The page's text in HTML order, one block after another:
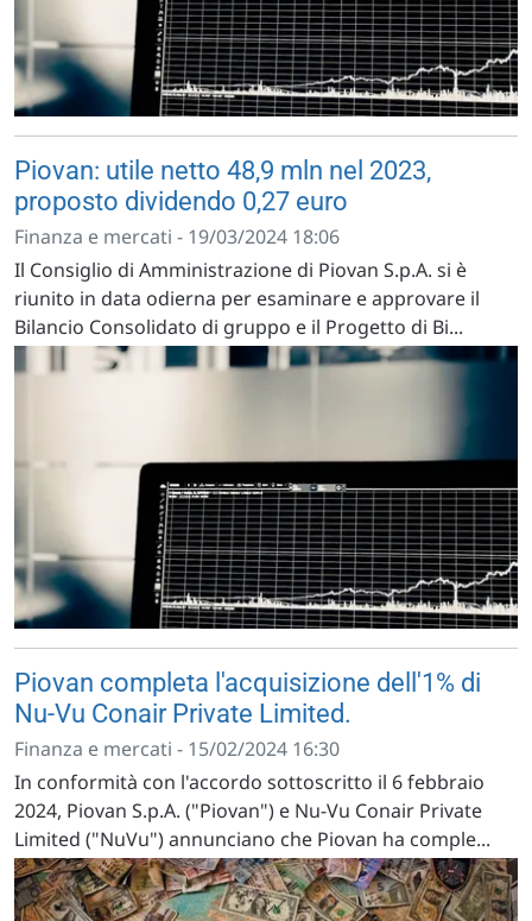
Piovan: utile netto 48,9 mln nel 2023,
proposto dividendo 0,27 euro
Finanza e mercati - 19/03/2024 18:06
Il Consiglio di Amministrazione di Piovan S.p.A. si è
riunito in data odierna per esaminare e approvare il
Bilancio Consolidato di gruppo e il Progetto di Bi...
Piovan completa l'acquisizione dell'1% di
Nu-Vu Conair Private Limited.
Finanza e mercati - 15/02/2024 16:30
In conformità con l'accordo sottoscritto il 6 febbraio
2024, Piovan S.p.A. ("Piovan") e Nu-Vu Conair Private
Limited ("NuVu") annunciano che Piovan ha comple...